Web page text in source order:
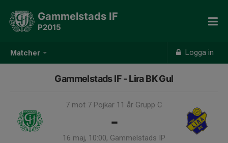
Matcher Logga in
Gammelstads IF
P2015
Gammelstads IF - Lira BK Gul
7 mot 7 Pojkar 11 år Grupp C
-
16 maj, 10:00, Gammelstads IP